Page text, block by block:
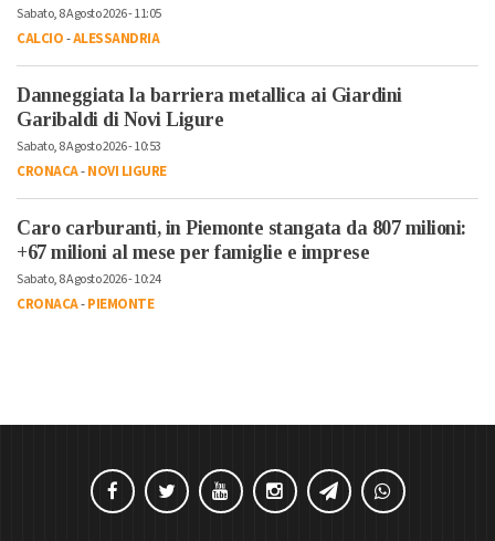
Sabato, 8 Agosto 2026 - 11:05
CALCIO-ALESSANDRIA
Danneggiata la barriera metallica ai Giardini
Garibaldi di Novi Ligure
Sabato, 8 Agosto 2026 - 10:53
CRONACA-NOVI LIGURE
Caro carburanti, in Piemonte stangata da 807 milioni:
+67 milioni al mese per famiglie e imprese
Sabato, 8 Agosto 2026 - 10:24
CRONACA-PIEMONTE